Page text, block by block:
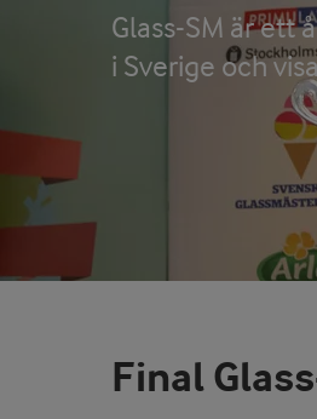
Glass-SM är ett
i Sverige och
Final